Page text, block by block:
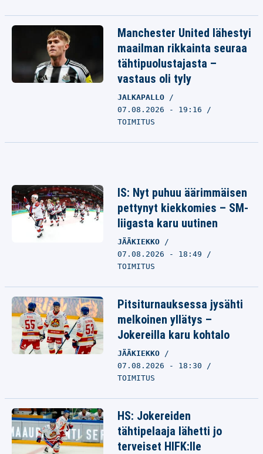
Manchester United lähestyi
maailman rikkainta seuraa
tähtipuolustajasta –
vastaus oli tyly
JALKAPALLO
07.08.2026 - 19:16
TOIMITUS
IS: Nyt puhuu äärimmäisen
pettynyt kiekkomies – SM-
liigasta karu uutinen
JÄÄKIEKKO
07.08.2026 - 18:49
TOIMITUS
Pitsiturnauksessa jysähti
melkoinen yllätys –
Jokereilla karu kohtalo
JÄÄKIEKKO
07.08.2026 - 18:30
TOIMITUS
HS: Jokereiden
tähtipelaaja lähetti jo
terveiset HIFK:lle